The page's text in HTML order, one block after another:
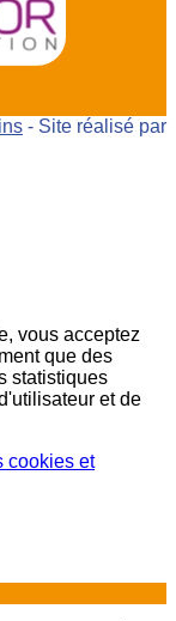
- Site réalisé par
vous acceptez
que des
statistiques
et de
cookies et